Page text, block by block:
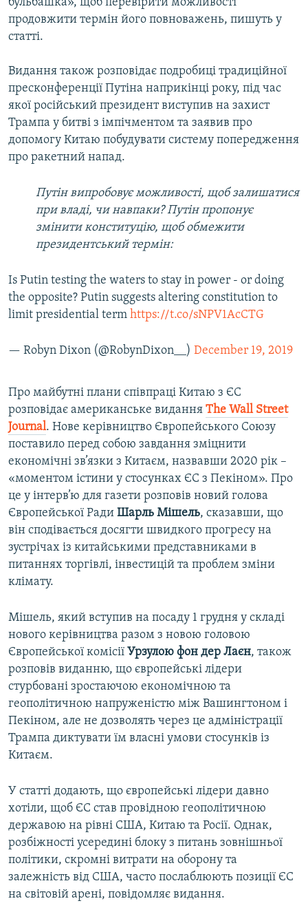
бульбашка», щоб перевірити можливості
продовжити термін його повноважень, пишуть у
статті.
Видання також розповідає подробиці традиційної
пресконференції Путіна наприкінці року, під час
якої російський президент виступив на захист
Трампа у битві з імпічментом та заявив про
допомогу Китаю побудувати систему попередження
про ракетний напад.
Путін випробовує можливості, щоб залишатися
при владі, чи навпаки? Путін пропонує
змінити конституцію, щоб обмежити
президентський термін:
Is Putin testing the waters to stay in power - or doing
the opposite? Putin suggests altering constitution to
limit presidential term https://t.co/sNPV1AcCTG
— Robyn Dixon (@RobynDixon__) December 19, 2019
Про майбутні плани співпраці Китаю з ЄС
розповідає американське видання The Wall Street
Journal. Нове керівництво Європейського Союзу
поставило перед собою завдання зміцнити
економічні зв’язки з Китаєм, назвавши 2020 рік –
«моментом істини у стосунках ЄС з Пекіном». Про
це у інтерв’ю для газети розповів новий голова
Європейської Ради Шарль Мішель, сказавши, що
він сподівається досягти швидкого прогресу на
зустрічах із китайськими представниками в
питаннях торгівлі, інвестицій та проблем зміни
клімату.
Мішель, який вступив на посаду 1 грудня у складі
нового керівництва разом з новою головою
Європейської комісії Урзулою фон дер Лаєн, також
розповів виданню, що європейські лідери
стурбовані зростаючою економічною та
геополітичною напруженістю між Вашингтоном і
Пекіном, але не дозволять через це адміністрації
Трампа диктувати їм власні умови стосунків із
Китаєм.
У статті додають, що європейські лідери давно
хотіли, щоб ЄС став провідною геополітичною
державою на рівні США, Китаю та Росії. Однак,
розбіжності усередині блоку з питань зовнішньої
політики, скромні витрати на оборону та
залежність від США, часто послаблюють позиції ЄС
на світовій арені, повідомляє видання.